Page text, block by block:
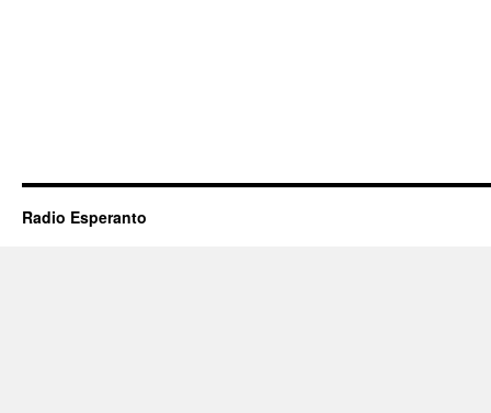
Radio Esperanto